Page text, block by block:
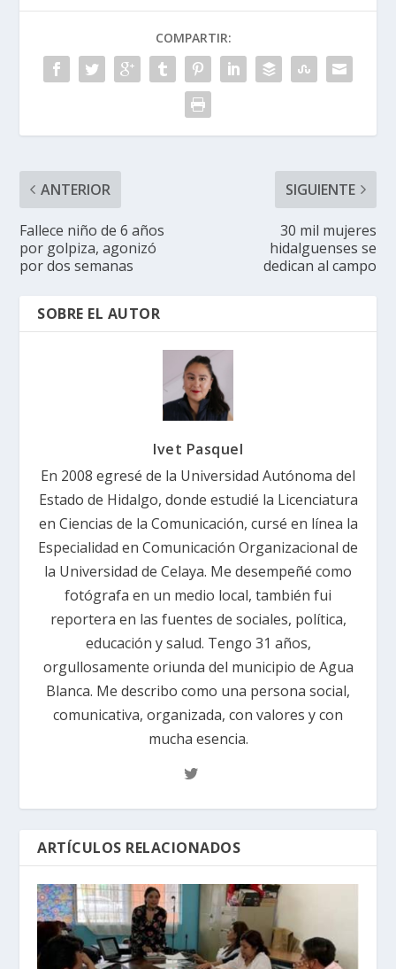
COMPARTIR:
ANTERIOR
Fallece niño de 6 años
por golpiza, agonizó
por dos semanas
SIGUIENTE
30 mil mujeres
hidalguenses se
dedican al campo
SOBRE EL AUTOR
Ivet Pasquel
En 2008 egresé de la Universidad Autónoma del
Estado de Hidalgo, donde estudié la Licenciatura
en Ciencias de la Comunicación, cursé en línea la
Especialidad en Comunicación Organizacional de
la Universidad de Celaya. Me desempeñé como
fotógrafa en un medio local, también fui
reportera en las fuentes de sociales, política,
educación y salud. Tengo 31 años,
orgullosamente oriunda del municipio de Agua
Blanca. Me describo como una persona social,
comunicativa, organizada, con valores y con
mucha esencia.
ARTÍCULOS RELACIONADOS